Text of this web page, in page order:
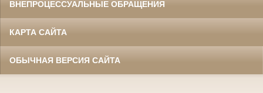
ВНЕПРОЦЕССУАЛЬНЫЕ ОБРАЩЕНИЯ
КАРТА САЙТА
ОБЫЧНАЯ ВЕРСИЯ САЙТА